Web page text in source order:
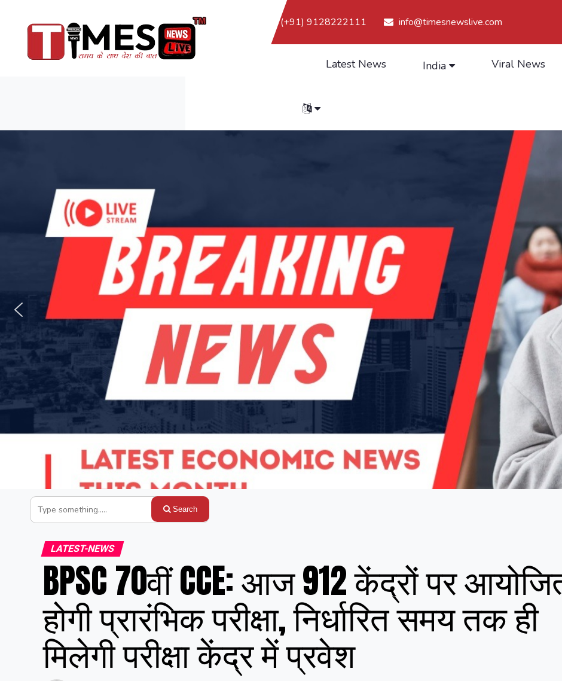
(+91) 9128222111 info@timesnewslive.com
Latest News India Viral News
Search
LATEST-NEWS
BPSC 70वीं CCE: आज 912 केंद्रों पर
होगी प्रारंभिक परीक्षा, निर्धारित समय तक ही
मिलेगी परीक्षा केंद्र में प्रवेश